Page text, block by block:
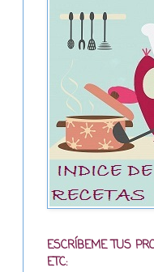
ESCRÍBEME TUS
ETC: